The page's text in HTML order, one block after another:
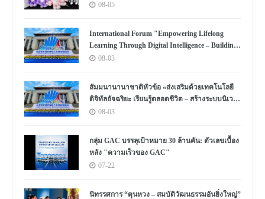
08-05
International Forum "Empowering Lifelong
Learning Through Digital Intelligence – Building
a New Ecosystem for Human Lifelong Learning"
08-03
สัมมนานานาชาติหัวข้อ «ส่งเสริมด้วยเทคโนโลยี
ดิจิทัลอัจฉริยะ เรียนรู้ตลอดชีวิต – สร้างระบบนิเวศ
ใหม่แห่งการเรียนรู้ตลอดชีวิตของมนุษย์» จัดขึ้น
08-03
กลุ่ม GAC บรรลุเป้าหมาย 30 ล้านคัน: ตัวเลขเบื้อง
หลัง "ความเร็วของ GAC"
07-22
นิทรรศการ “ตุนหวง – สมบัติวัฒนธรรมอันยิ่งใหญ่”